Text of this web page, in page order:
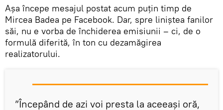
Așa începe mesajul postat acum puțin timp de
Mircea Badea pe Facebook. Dar, spre liniștea fanilor
săi, nu e vorba de închiderea emisiunii – ci, de o
formulă diferită, în ton cu dezamăgirea
realizatorului.
”Începând de azi voi presta la aceeași oră,